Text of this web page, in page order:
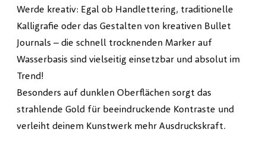
Werde kreativ: Egal ob Handlettering, traditionelle
Kalligrafie oder das Gestalten von kreativen Bullet
Journals – die schnell trocknenden Marker auf
Wasserbasis sind vielseitig einsetzbar und absolut im
Trend!
Besonders auf dunklen Oberflächen sorgt das
strahlende Gold für beeindruckende Kontraste und
verleiht deinem Kunstwerk mehr Ausdruckskraft.